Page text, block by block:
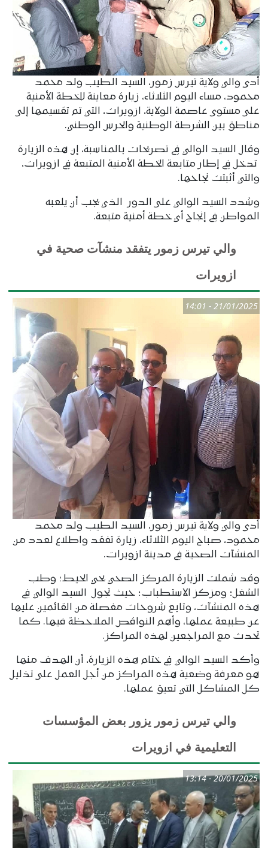
أدى والي ولاية تيرس زمور، السيد الطيب ولد محمد
محمود، مساء اليوم الثلاثاء، زيارة معاينة للخطة الأمنية
على مستوى عاصمة الولاية، ازويرات، التي تم تقسيمها إلى
مناطق بين الشرطة الوطنية والحرس الوطني.
وقال السيد الوالي في تصريحات بالمناسبة، إن هذه الزيارة
تدخل في إطار متابعة الخطة الأمنية المتبعة في ازويرات،
والتي أثبتت نجاحها.
وشدد السيد الوالي على الدور الذي يجب أن يلعبه
المواطن في إنجاح أي خطة أمنية متبعة.
والي تيرس زمور يتفقد منشآت صحية في
ازويرات
21/01/2025 - 14:01
أدى والي ولاية تيرس زمور، السيد الطيب ولد محمد
محمود، صباح اليوم الثلاثاء، زيارة تفقد واطلاع لعدد من
المنشآت الصحية في مدينة ازويرات.
وقد شملت الزيارة المركز الصحي بحي الحيط؛ وطب
الشغل؛ ومزكز الاستطباب؛ حيث تجول السيد الوالي في
هذه المنشآت، وتابع شروحات مفصلة من القائمين عليها
عن طبيعة عملها، وأهم النواقص الملاحظة فيها. كما
تحدث مع المراجعين لهذه المراكز.
وأكد السيد الوالي في ختام هذه الزيارة، أن الهدف منها
هو معرفة وضعية هذه المراكز من أجل العمل على تذليل
كل المشاكل التي تعيق عملها.
والي تيرس زمور يزور بعض المؤسسات
التعليمية في ازويرات
20/01/2025 - 13:14